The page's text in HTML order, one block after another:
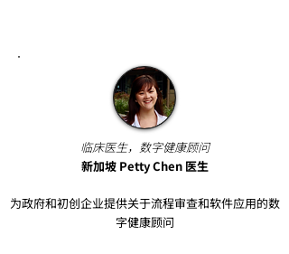
临床医生，数字健康顾问​
新加坡 Petty Chen 医生
为政府和初创企业提供关于流程审查和软件应用的数
字健康顾问